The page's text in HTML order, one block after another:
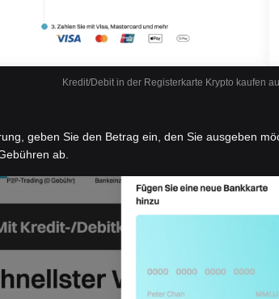
Kredit/Debit in der Registerkarte Krypto kaufen
geben Sie den Betrag ein, den Sie ausgeben
ab.